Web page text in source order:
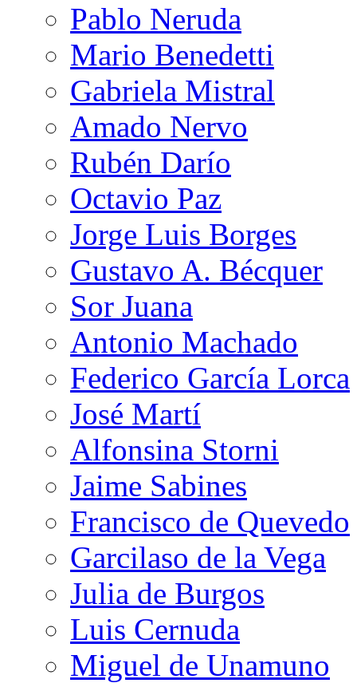
Pablo Neruda
Mario Benedetti
Gabriela Mistral
Amado Nervo
Rubén Darío
Octavio Paz
Jorge Luis Borges
Gustavo A. Bécquer
Sor Juana
Antonio Machado
Federico García Lorca
José Martí
Alfonsina Storni
Jaime Sabines
Francisco de Quevedo
Garcilaso de la Vega
Julia de Burgos
Luis Cernuda
Miguel de Unamuno